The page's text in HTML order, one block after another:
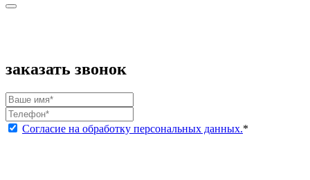
заказать звонок
Согласие на обработку персональных данных.*